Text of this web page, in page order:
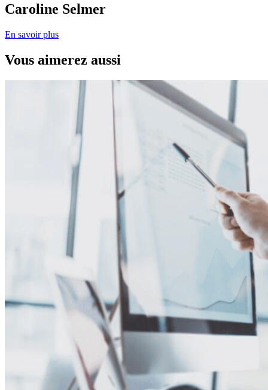
Caroline Selmer
En savoir plus
Vous aimerez aussi